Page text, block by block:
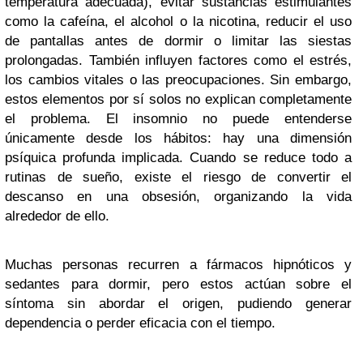
como la cafeína, el alcohol o la nicotina, reducir el uso
de pantallas antes de dormir o limitar las siestas
prolongadas. También influyen factores como el estrés,
los cambios vitales o las preocupaciones. Sin embargo,
estos elementos por sí solos no explican completamente
el problema. El insomnio no puede entenderse
únicamente desde los hábitos: hay una dimensión
psíquica profunda implicada. Cuando se reduce todo a
rutinas de sueño, existe el riesgo de convertir el
descanso en una obsesión, organizando la vida
alrededor de ello.
Muchas personas recurren a fármacos hipnóticos y
sedantes para dormir, pero estos actúan sobre el
síntoma sin abordar el origen, pudiendo generar
dependencia o perder eficacia con el tiempo.